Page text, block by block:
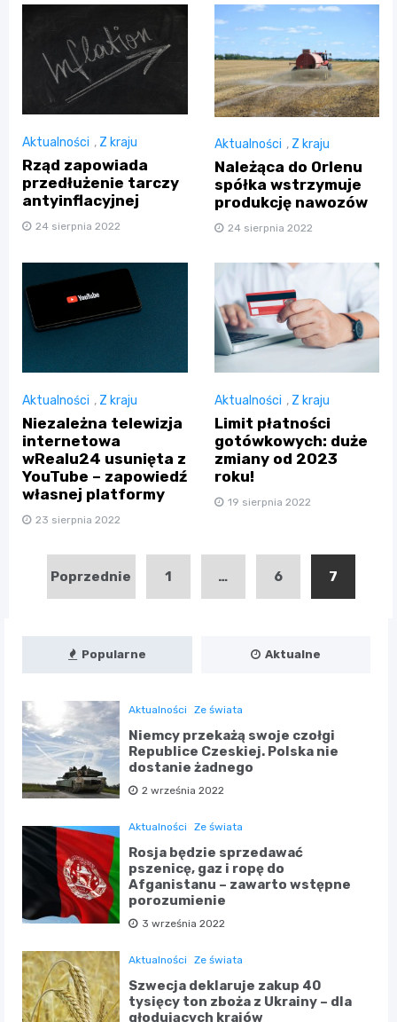
Aktualności , Z kraju
Rząd zapowiada
przedłużenie tarczy
antyinflacyjnej
24 sierpnia 2022
Aktualności , Z kraju
Należąca do Orlenu
spółka wstrzymuje
produkcję nawozów
24 sierpnia 2022
Aktualności , Z kraju
Niezależna telewizja
internetowa
wRealu24 usunięta z
YouTube – zapowiedź
własnej platformy
23 sierpnia 2022
Aktualności , Z kraju
Limit płatności
gotówkowych: duże
zmiany od 2023
roku!
19 sierpnia 2022
Stronicowanie
wpisów
Poprzednie 1 … 6 7
Popularne Aktualne
Aktualności Ze świata
Niemcy przekażą swoje czołgi
Republice Czeskiej. Polska nie
dostanie żadnego
2 września 2022
Aktualności Ze świata
Rosja będzie sprzedawać
pszenicę, gaz i ropę do
Afganistanu – zawarto wstępne
porozumienie
3 września 2022
Aktualności Ze świata
Szwecja deklaruje zakup 40
tysięcy ton zboża z Ukrainy – dla
głodujących krajów